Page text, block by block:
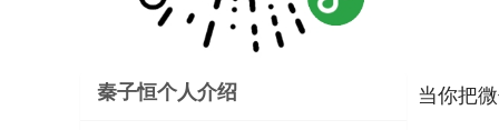
秦子恒个人介绍 当你把